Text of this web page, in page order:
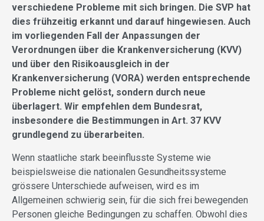
verschiedene Probleme mit sich bringen. Die SVP hat
dies frühzeitig erkannt und darauf hingewiesen. Auch
im vorliegenden Fall der Anpassungen der
Verordnungen über die Krankenversicherung (KVV)
und über den Risikoausgleich in der
Krankenversicherung (VORA) werden entsprechende
Probleme nicht gelöst, sondern durch neue
überlagert. Wir empfehlen dem Bundesrat,
insbesondere die Bestimmungen in Art. 37 KVV
grundlegend zu überarbeiten.
Wenn staatliche stark beeinflusste Systeme wie
beispielsweise die nationalen Gesundheitssysteme
grössere Unterschiede aufweisen, wird es im
Allgemeinen schwierig sein, für die sich frei bewegenden
Personen gleiche Bedingungen zu schaffen. Obwohl dies